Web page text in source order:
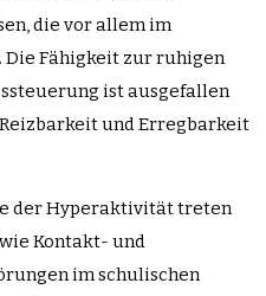
die vor allem im
Fähigkeit zur ruhigen
ist ausgefallen
und Erregbarkeit
der Hyperaktivität treten
Kontakt- und
im schulischen